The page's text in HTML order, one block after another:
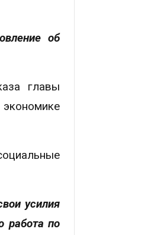
об
главы
усилия
работа по